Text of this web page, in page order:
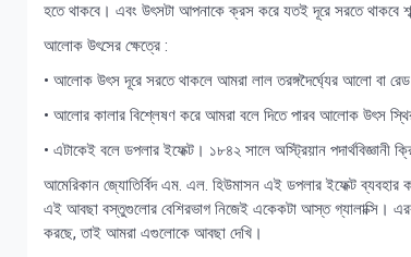
হতে থাকবে। এবং উৎসটা আপনাকে ক্রস করে যতই দূরে সরতে থাকবে
আলোক উৎসের ক্ষেত্রে :
• আলোক উৎস দূরে সরতে থাকলে আমরা লাল তরঙ্গদৈর্ঘ্যের আলো বা
• আলোর কালার বিশ্লেষণ করে আমরা বলে দিতে পারব আলোক উৎস
• এটাকেই বলে ডপলার ইফেক্ট। ১৮৪২ সালে অস্ট্রিয়ান পদার্থবিজ্ঞানী
আমেরিকান জ্যোতির্বিদ এম. এল. হিউমাসন এই ডপলার ইফেক্ট ব্যবহার
এই আবছা বস্তুগুলোর বেশিরভাগ নিজেই একেকটা আস্ত গ্যালাক্সি।
করছে, তাই আমরা এগুলোকে আবছা দেখি।